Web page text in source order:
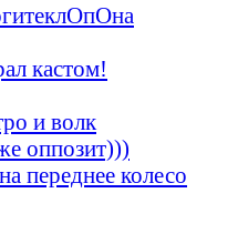
кастом!
и волк
оппозит)))
переднее колесо